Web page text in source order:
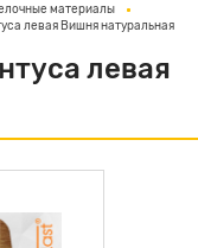
материалы
левая Вишня натуральная
левая